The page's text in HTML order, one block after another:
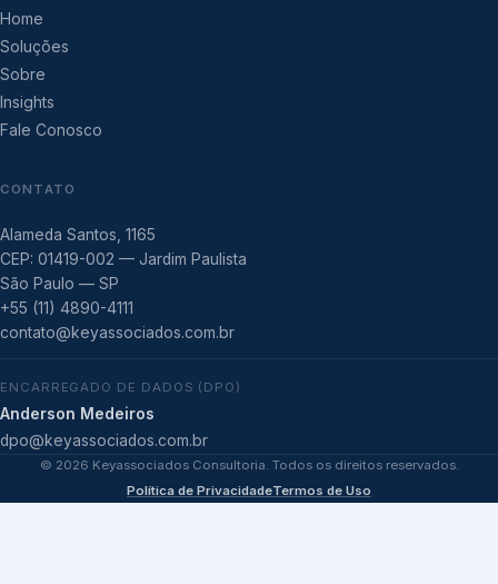
Home
Soluções
Sobre
Insights
Fale Conosco
CONTATO
Alameda Santos, 1165
CEP: 01419-002 — Jardim Paulista
São Paulo — SP
+55 (11) 4890-4111
contato@keyassociados.com.br
ENCARREGADO DE DADOS (DPO)
Anderson Medeiros
dpo@keyassociados.com.br
© 2026 Keyassociados Consultoria. Todos os direitos reservados.
Política de PrivacidadeTermos de Uso